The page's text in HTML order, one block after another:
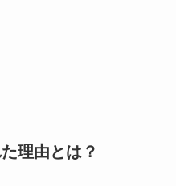
理由とは？